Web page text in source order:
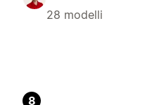
28 modelli
8